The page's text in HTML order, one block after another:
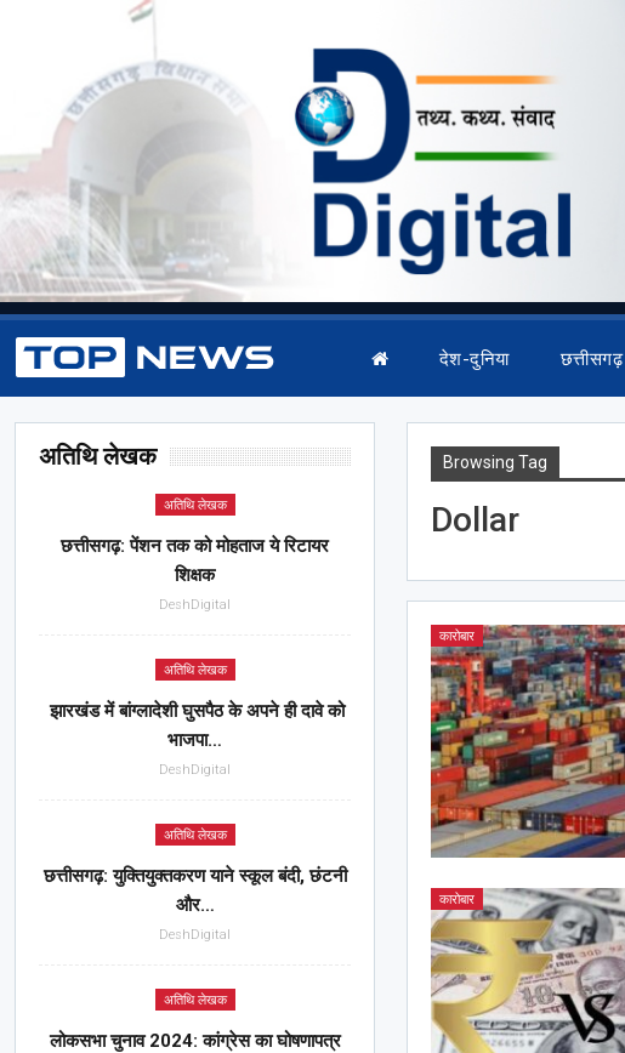
देश-दुनिया छत्तीसगढ़
Browsing Tag
Dollar
कारोबार
कारोबार
अतिथि लेखक
अतिथि लेखक
छत्तीसगढ़: पेंशन तक को मोहताज ये रिटायर
शिक्षक
DeshDigital
अतिथि लेखक
झारखंड में बांग्लादेशी घुसपैठ के अपने ही दावे को
भाजपा…
DeshDigital
अतिथि लेखक
छत्तीसगढ़: युक्तियुक्तकरण याने स्कूल बंदी, छंटनी
और…
DeshDigital
अतिथि लेखक
लोकसभा चुनाव 2024: कांग्रेस का घोषणापत्र